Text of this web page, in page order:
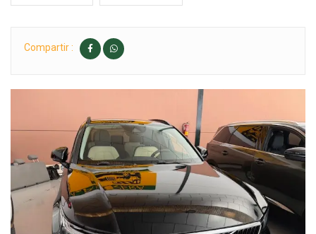
Compartir :